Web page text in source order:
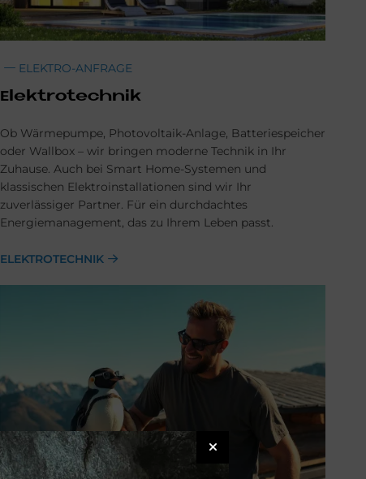
ELEKTRO-ANFRAGE
Elek­tro­tech­nik
Ob Wärmepumpe, Photovoltaik-Anlage, Batteriespeicher
oder Wallbox – wir bringen moderne Technik in Ihr
Zuhause. Auch bei Smart Home-Systemen und
klassischen Elektroinstallationen sind wir Ihr
zuverlässiger Partner. Für ein durchdachtes
Energiemanagement, das zu Ihrem Leben passt.
ELEKTROTECHNIK